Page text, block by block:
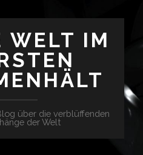
WELT IM
über die verblüffenden
der Welt